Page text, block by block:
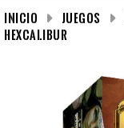
INICIO Juegos
Hexcalibur